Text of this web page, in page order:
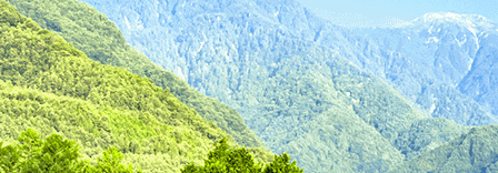
つ
映
え